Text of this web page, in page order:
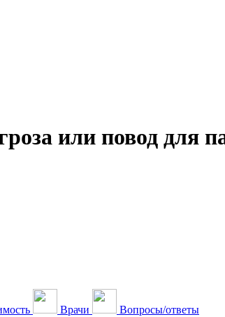
или повод для
Врачи Вопросы/ответы